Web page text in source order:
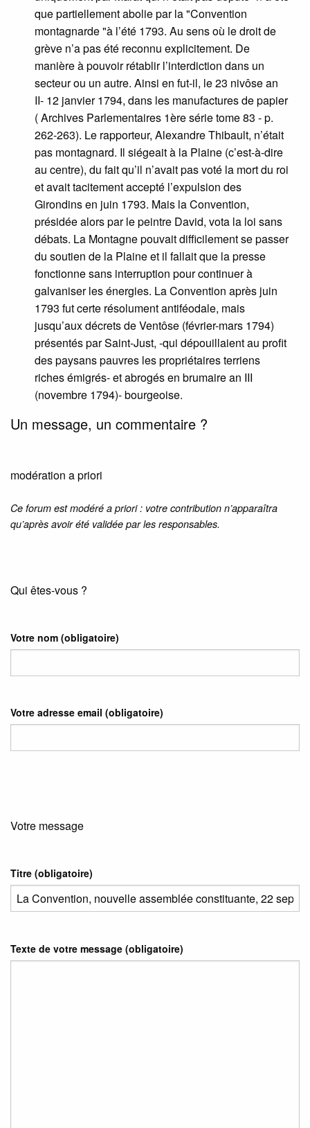
que partiellement abolie par la "Convention
montagnarde "à l’été 1793. Au sens où le droit de
grève n’a pas été reconnu explicitement. De
manière à pouvoir rétablir l’interdiction dans un
secteur ou un autre. Ainsi en fut-il, le 23 nivôse an
II- 12 janvier 1794, dans les manufactures de papier
( Archives Parlementaires 1ère série tome 83 - p.
262-263). Le rapporteur, Alexandre Thibault, n’était
pas montagnard. Il siégeait à la Plaine (c’est-à-dire
au centre), du fait qu’il n’avait pas voté la mort du roi
et avait tacitement accepté l’expulsion des
Girondins en juin 1793. Mais la Convention,
présidée alors par le peintre David, vota la loi sans
débats. La Montagne pouvait difficilement se passer
du soutien de la Plaine et il fallait que la presse
fonctionne sans interruption pour continuer à
galvaniser les énergies. La Convention après juin
1793 fut certe résolument antiféodale, mais
jusqu’aux décrets de Ventôse (février-mars 1794)
présentés par Saint-Just, -qui dépouillaient au profit
des paysans pauvres les propriétaires terriens
riches émigrés- et abrogés en brumaire an III
(novembre 1794)- bourgeoise.
Un message, un commentaire ?
modération a priori
Ce forum est modéré a priori : votre contribution n’apparaîtra
qu’après avoir été validée par les responsables.
Qui êtes-vous ?
Votre nom (obligatoire)
Votre adresse email (obligatoire)
Votre message
Titre (obligatoire)
Texte de votre message (obligatoire)